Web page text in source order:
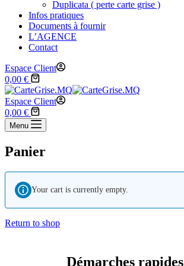
Duplicata ( perte carte grise )
Infos pratiques
Documents à fournir
L’AGENCE
Contact
Espace Client
0,00 €
Espace Client
0,00 €
Menu
Panier
Your cart is currently empty.
Return to shop
Démarches rapides